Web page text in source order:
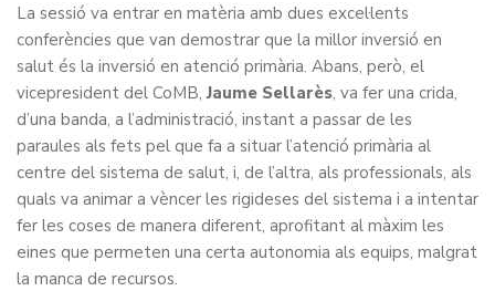
La sessió va entrar en matèria amb dues excel·lents
conferències que van demostrar que la millor inversió en
salut és la inversió en atenció primària. Abans, però, el
vicepresident del CoMB,Jaume Sellarès, va fer una crida,
d’una banda, a l’administració, instant a passar de les
paraules als fets pel que fa a situar l’atenció primària al
centre del sistema de salut, i, de l’altra, als professionals, als
quals va animar a vèncer les rigideses del sistema i a intentar
fer les coses de manera diferent, aprofitant al màxim les
eines que permeten una certa autonomia als equips, malgrat
la manca de recursos.